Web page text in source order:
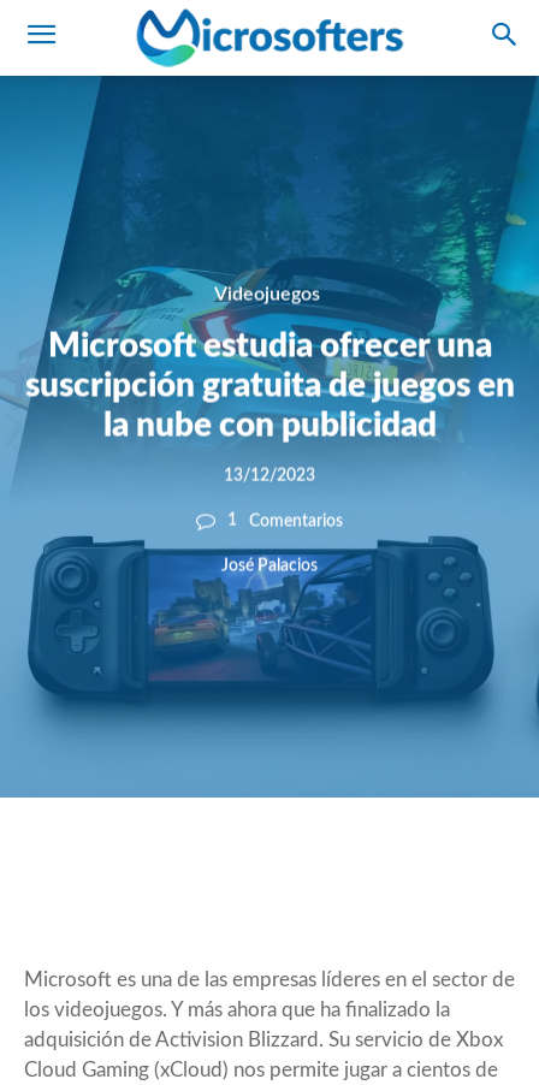
Videojuegos
Microsoft estudia ofrecer una
suscripción gratuita de juegos en
la nube con publicidad
13/12/2023
1 Comentarios
José Palacios
Microsoft es una de las empresas líderes en el sector de
los videojuegos. Y más ahora que ha finalizado la
adquisición deActivision Blizzard . Su servicio de Xbox
Cloud Gaming (xCloud) nos permite jugar a cientos de